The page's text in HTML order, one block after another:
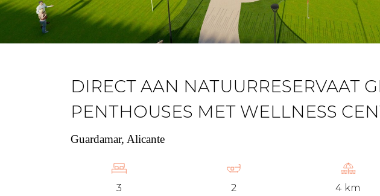
DIRECT AAN NATUURRESERVAAT
PENTHOUSES MET WELLNESS
Guardamar, Alicante
3 2 4 km